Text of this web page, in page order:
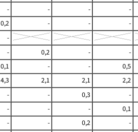
- - - -
0,2 - - -
-
- 0,2 - -
0,1 - - 0,5
4,3 2,1 2,1 2,2
- - 0,3 -
- - - 0,1
- - 0,2 -